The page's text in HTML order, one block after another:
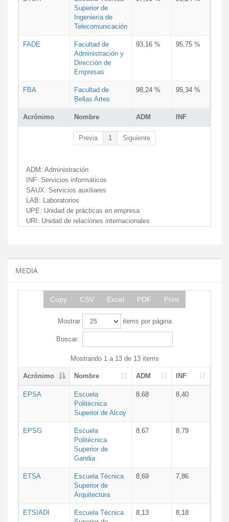
Acrónimo Nombre ADM INF
Superior de
Ingeniería de
Telecomunicación
FADE
Facultad de
Administración y
Dirección de
Empresas
93,16 % 95,75 %
FBA
Facultad de
Bellas Artes
98,24 % 95,34 %
Previa 1 Siguiente
ADM: Administración
INF: Servicios informáticos
SAUX: Servicios auxiliares
LAB: Laboratorios
UPE: Unidad de prácticas en empresa
URI: Unidad de relaciones internacionales
MEDIA
Copy CSV Excel PDF Print
Mostrar items por página
Buscar:
Mostrando 1 a 13 de 13 items
Acrónimo Nombre ADM INF
EPSA
Escuela
Politécnica
Superior de Alcoy
8,68 8,40
EPSG
Escuela
Politécnica
Superior de
Gandia
8,67 8,79
ETSA
Escuela Técnica
Superior de
Arquitectura
8,69 7,86
ETSIADI
Escuela Técnica
8,13 8,18